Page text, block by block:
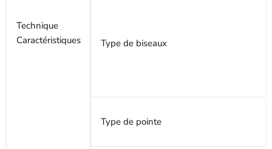
Technique
Caractéristiques
Type de biseaux
Type de pointe